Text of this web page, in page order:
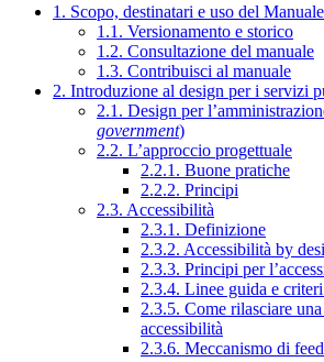
1. Scopo, destinatari e uso del
1.1. Versionamento e storico
1.2. Consultazione del manuale
1.3. Contribuisci al manuale
2. Introduzione al design per i servizi
2.1. Design per
government)
2.2. L’approccio progettuale
2.2.1. Buone pratiche
2.2.2. Principi
2.3. Accessibilità
2.3.1. Definizione
2.3.2. Accessibilità by
2.3.3. Principi per
2.3.4. Linee guida e
2.3.5. Come rilasciare
accessibilità
2.3.6. Meccanismo di